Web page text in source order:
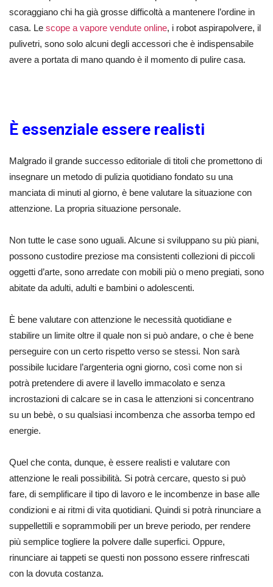
scoraggiano chi ha già grosse difficoltà a mantenere l’ordine in
casa. Le scope a vapore vendute online, i robot aspirapolvere, il
pulivetri, sono solo alcuni degli accessori che è indispensabile
avere a portata di mano quando è il momento di pulire casa.
È essenziale essere realisti
Malgrado il grande successo editoriale di titoli che promettono di
insegnare un metodo di pulizia quotidiano fondato su una
manciata di minuti al giorno, è bene valutare la situazione con
attenzione. La propria situazione personale.
Non tutte le case sono uguali. Alcune si sviluppano su più piani,
possono custodire preziose ma consistenti collezioni di piccoli
oggetti d’arte, sono arredate con mobili più o meno pregiati, sono
abitate da adulti, adulti e bambini o adolescenti.
È bene valutare con attenzione le necessità quotidiane e
stabilire un limite oltre il quale non si può andare, o che è bene
perseguire con un certo rispetto verso se stessi. Non sarà
possibile lucidare l’argenteria ogni giorno, così come non si
potrà pretendere di avere il lavello immacolato e senza
incrostazioni di calcare se in casa le attenzioni si concentrano
su un bebè, o su qualsiasi incombenza che assorba tempo ed
energie.
Quel che conta, dunque, è essere realisti e valutare con
attenzione le reali possibilità. Si potrà cercare, questo si può
fare, di semplificare il tipo di lavoro e le incombenze in base alle
condizioni e ai ritmi di vita quotidiani. Quindi si potrà rinunciare a
suppellettili e soprammobili per un breve periodo, per rendere
più semplice togliere la polvere dalle superfici. Oppure,
rinunciare ai tappeti se questi non possono essere rinfrescati
con la dovuta costanza.